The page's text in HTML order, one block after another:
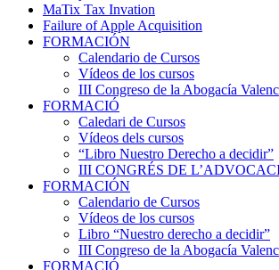
MaTix Tax Invation
Failure of Apple Acquisition
FORMACIÓN
Calendario de Cursos
Vídeos de los cursos
III Congreso de la Abogacía
FORMACIÓ
Caledari de Cursos
Vídeos dels cursos
“Libro Nuestro Derecho a decidir”
III CONGRÉS DE
FORMACIÓN
Calendario de Cursos
Vídeos de los cursos
Libro “Nuestro derecho a decidir”
III Congreso de la Abogacía
FORMACIÓ